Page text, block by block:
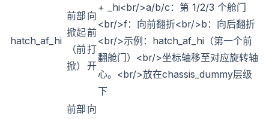
hatch_af_hi
前部
掀起
（前
掀）
向
前
打
开
+ _hi<br/>a/b/c：第 1/2/3 个舱门
<br/>f：向前翻折<br/>b：向后翻折
<br/>示例：hatch_af_hi（第一个前
翻舱门） <br/>坐标轴移至对应旋转轴
心。 <br/>放在chassis_dummy层级
下
前部 向